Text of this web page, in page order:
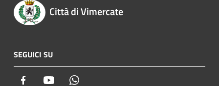
Città di Vimercate
SEGUICI SU
Facebook Youtube